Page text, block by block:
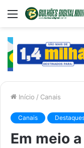
Menu
Início / Canais
Canais
Em meio